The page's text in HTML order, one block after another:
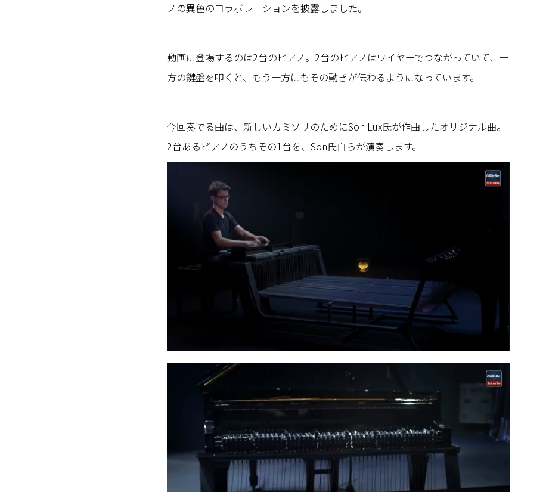
ノの異色のコラボレーションを披露しました。
動画に登場するのは2台のピアノ。2台のピアノはワイヤーでつながっていて、一
方の鍵盤を叩くと、もう一方にもその動きが伝わるようになっています。
今回奏でる曲は、新しいカミソリのためにSon Lux氏が作曲したオリジナル曲。
2台あるピアノのうちその1台を、Son氏自らが演奏します。